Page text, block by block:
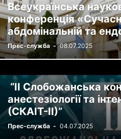
Всеукраїнська
конференція
абдомінальній та
Прес-служба - 08.07.2025
“ІІ Слобожанська
анестезіології та
(СКАІТ-ІІ)”
Прес-служба - 04.07.2025